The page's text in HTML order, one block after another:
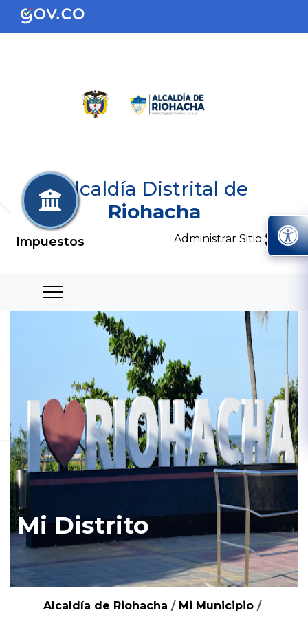
Alcaldía Distrital de
Riohacha
Administrar Sitio
Mi Distrito
Alcaldía de Riohacha / Mi Municipio /
Impuestos